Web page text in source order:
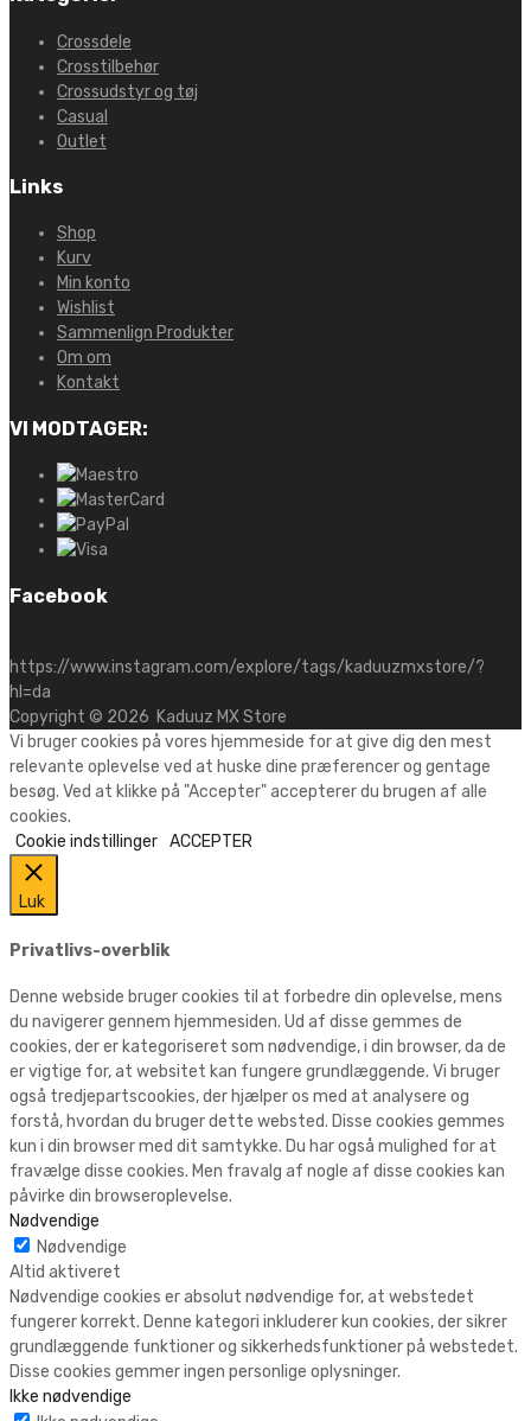
Crossdele
Crosstilbehør
Crossudstyr og tøj
Casual
Outlet
Links
Shop
Kurv
Min konto
Wishlist
Sammenlign Produkter
Om om
Kontakt
VI MODTAGER:
Facebook
https://www.instagram.com/explore/tags/kaduuzmxstore/?
hl=da
Copyright © 2026 Kaduuz MX Store
Vi bruger cookies på vores hjemmeside for at give dig den mest
relevante oplevelse ved at huske dine præferencer og gentage
besøg. Ved at klikke på "Accepter" accepterer du brugen af alle
cookies.
Cookie indstillinger ACCEPTER
Luk
Privatlivs-overblik
Denne webside bruger cookies til at forbedre din oplevelse, mens
du navigerer gennem hjemmesiden. Ud af disse gemmes de
cookies, der er kategoriseret som nødvendige, i din browser, da de
er vigtige for, at websitet kan fungere grundlæggende. Vi bruger
også tredjepartscookies, der hjælper os med at analysere og
forstå, hvordan du bruger dette websted. Disse cookies gemmes
kun i din browser med dit samtykke. Du har også mulighed for at
fravælge disse cookies. Men fravalg af nogle af disse cookies kan
påvirke din browseroplevelse.
Nødvendige
Nødvendige
Altid aktiveret
Nødvendige cookies er absolut nødvendige for, at webstedet
fungerer korrekt. Denne kategori inkluderer kun cookies, der sikrer
grundlæggende funktioner og sikkerhedsfunktioner på webstedet.
Disse cookies gemmer ingen personlige oplysninger.
Ikke nødvendige